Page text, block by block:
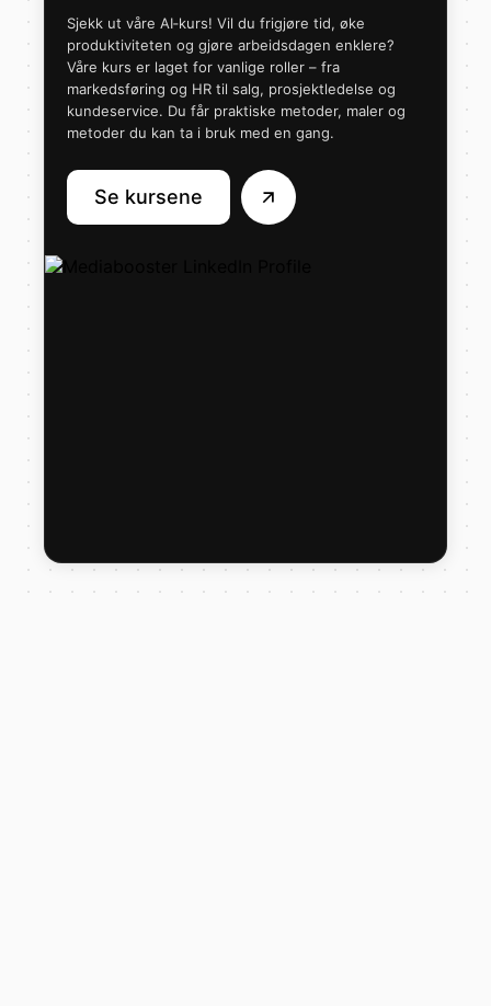
Sjekk ut våre AI‑kurs! Vil du frigjøre tid, øke
produktiviteten og gjøre arbeidsdagen enklere?
Våre kurs er laget for vanlige roller – fra
markedsføring og HR til salg, prosjektledelse og
kundeservice. Du får praktiske metoder, maler og
metoder du kan ta i bruk med en gang.
Se kursene